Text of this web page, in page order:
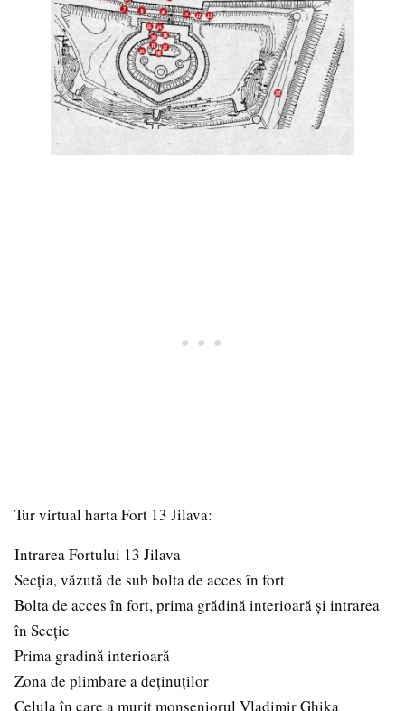
Tur virtual harta Fort 13 Jilava:
Intrarea Fortului 13 Jilava
Secția, văzută de sub bolta de acces în fort
Bolta de acces în fort, prima grădină interioară și intrarea
în Secție
Prima gradină interioară
Zona de plimbare a deținuților
Celula în care a murit monseniorul Vladimir Ghika